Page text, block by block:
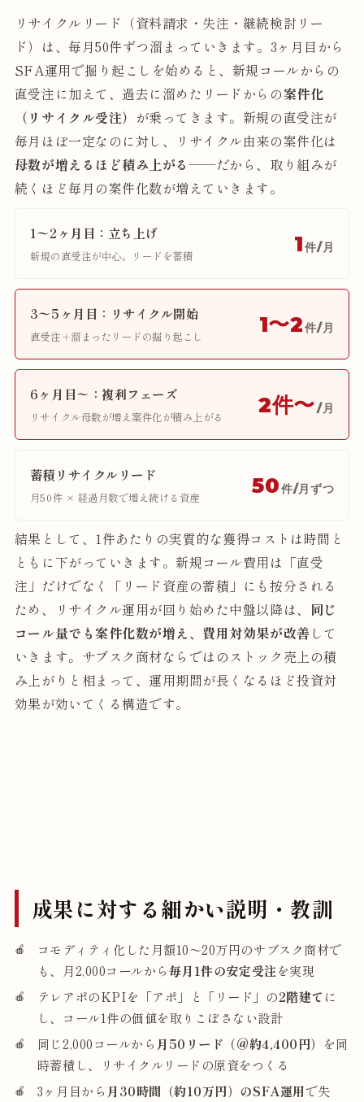
リサイクルリード（資料請求・失注・継続検討リー
ド）は、毎月50件ずつ溜まっていきます。3ヶ月目から
SFA運用で掘り起こしを始めると、新規コールからの
直受注に加えて、過去に溜めたリードからの案件化
（リサイクル受注） が乗ってきます。新規の直受注が
毎月ほぼ一定なのに対し、リサイクル由来の案件化は
母数が増えるほど積み上がる——だから、取り組みが
続くほど毎月の案件化数が増えていきます。
1〜2ヶ月目：立ち上げ
新規の直受注が中心。リードを蓄積
1件/月
3〜5ヶ月目：リサイクル開始
直受注＋溜まったリードの掘り起こし
1〜2件/月
6ヶ月目〜：複利フェーズ
リサイクル母数が増え案件化が積み上がる
2件〜/月
蓄積リサイクルリード
月50件 × 経過月数で増え続ける資産
50件/月ずつ
結果として、1件あたりの実質的な獲得コストは時間と
ともに下がっていきます。新規コール費用は「直受
注」だけでなく「リード資産の蓄積」にも按分される
ため、リサイクル運用が回り始めた中盤以降は、 同じ
コール量でも案件化数が増え、費用対効果が改善 して
いきます。サブスク商材ならではのストック売上の積
み上がりと相まって、運用期間が長くなるほど投資対
効果が効いてくる構造です。
成果に対する細かい説明・教訓
コモディティ化した月額10〜20万円のサブスク商材で
も、月2,000コールから毎月1件の安定受注を実現
テレアポのKPIを「アポ」と「リード」の2階建て に
し、コール1件の価値を取りこぼさない設計
同じ2,000コールから 月50リード（@約4,400円） を同
時蓄積し、リサイクルリードの原資をつくる
3ヶ月目から 月30時間（約10万円）のSFA運用で失